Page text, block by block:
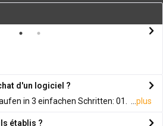
d'un logiciel ?
in 3 einfachen Schritten: 01. ... plus
établis ?